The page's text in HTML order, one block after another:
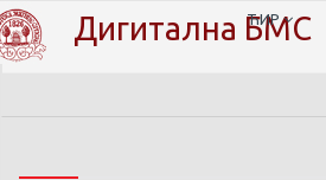
Дигитална БМС
ЋИР